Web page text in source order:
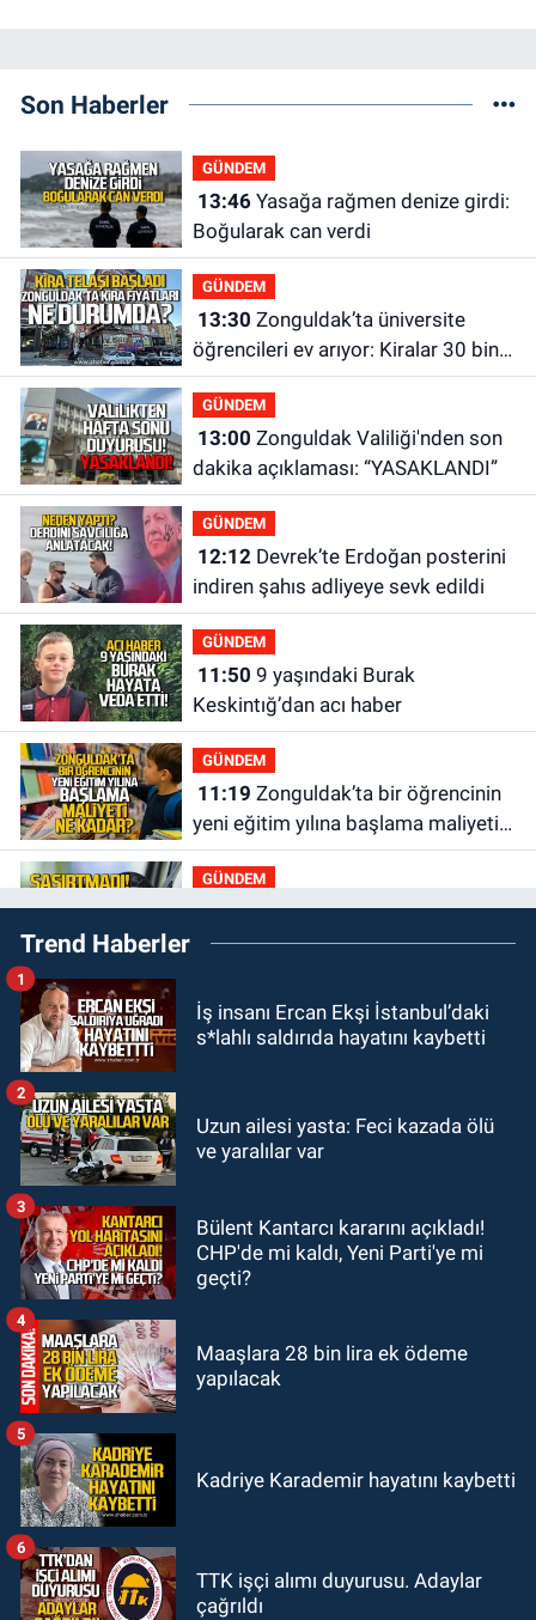
Son Haberler
GÜNDEM
13:46Yasağa rağmen denize girdi:
Boğularak can verdi
GÜNDEM
13:30
öğrencileri ev arıyor: Kiralar 30 bin
liraya kadar çıkıyor
GÜNDEM
13:00
dakika açıklaması: “YASAKLANDI”
GÜNDEM
12:12Devrek’te Erdoğan posterini
indiren şahıs adliyeye sevk edildi
GÜNDEM
11:50
Keskintığ’dan acı haber
GÜNDEM
11:19
yeni eğitim yılına başlama maliyeti
ne kadar?
GÜNDEM
11:13Şaşırtmadı... Akaryakıta bir
zam daha geliyor
11:00
10:55İşçi servisi kaza yaptı...
GÜNDEM
10:06“Drakula” alarmı! Zonguldak,
Bartın ve Düzce tehdit altında
Trend Haberler
İş insanı Ercan Ekşi İstanbul’daki
s*lahlı saldırıda hayatını kaybetti
1
Uzun ailesi yasta: Feci kazada ölü
ve yaralılar var
2
Bülent Kantarcı kararını açıkladı!
CHP'de mi kaldı, Yeni Parti'ye mi
geçti?
3
Maaşlara 28 bin lira ek ödeme
yapılacak
4
Kadriye Karademir hayatını kaybetti
5
TTK işçi alımı duyurusu. Adaylar
çağrıldı
6